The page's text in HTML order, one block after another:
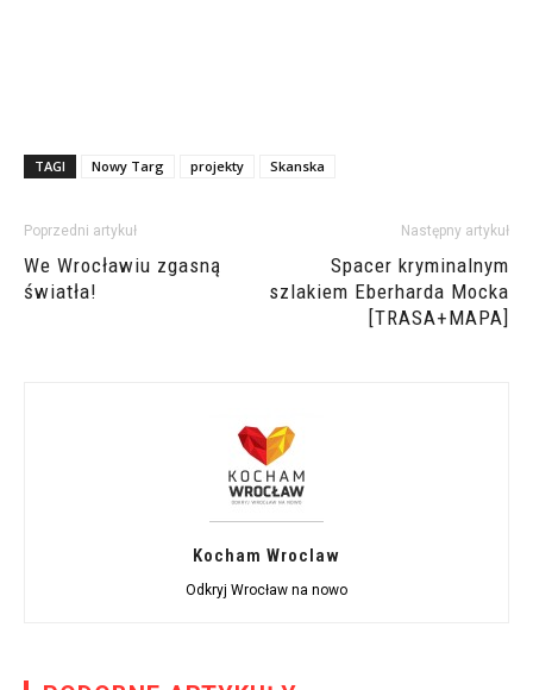
TAGI Nowy Targ projekty Skanska
Poprzedni artykuł
We Wrocławiu zgasną
światła!
Następny artykuł
Spacer kryminalnym
szlakiem Eberharda Mocka
[TRASA+MAPA]
Kocham Wroclaw
Odkryj Wrocław na nowo